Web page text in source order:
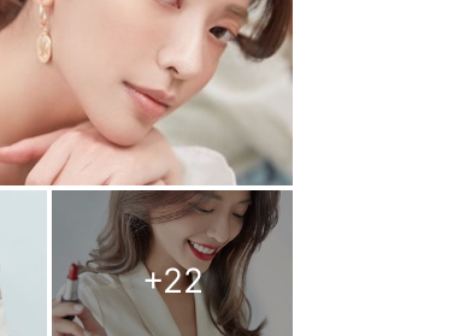
+22